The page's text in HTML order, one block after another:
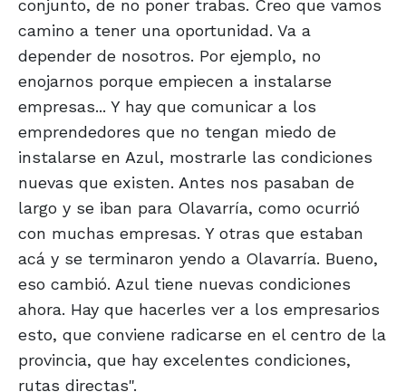
conjunto, de no poner trabas. Creo que vamos
camino a tener una oportunidad. Va a
depender de nosotros. Por ejemplo, no
enojarnos porque empiecen a instalarse
empresas... Y hay que comunicar a los
emprendedores que no tengan miedo de
instalarse en Azul, mostrarle las condiciones
nuevas que existen. Antes nos pasaban de
largo y se iban para Olavarría, como ocurrió
con muchas empresas. Y otras que estaban
acá y se terminaron yendo a Olavarría. Bueno,
eso cambió. Azul tiene nuevas condiciones
ahora. Hay que hacerles ver a los empresarios
esto, que conviene radicarse en el centro de la
provincia, que hay excelentes condiciones,
rutas directas".